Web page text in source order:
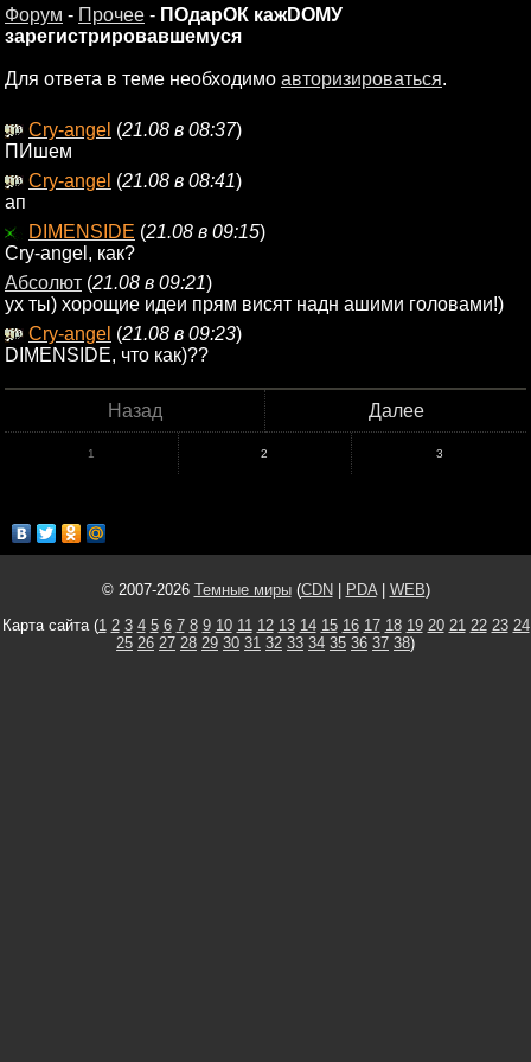
Форум - Прочее - ПОдарОК кажDОМУ
зарегистрировавшемуся
Для ответа в теме необходимо авторизироваться.
Cry-angel (21.08 в 08:37)
ПИшем
Cry-angel (21.08 в 08:41)
ап
DIMENSIDE (21.08 в 09:15)
Cry-angel, как?
Абсолют (21.08 в 09:21)
ух ты) хорощие идеи прям висят надн ашими головами!)
Cry-angel (21.08 в 09:23)
DIMENSIDE, что как)??
Назад Далее
1 2 3
© 2007-2026 Темные миры(CDN PDA| WEB)
Карта сайта (1 2 3 4 5 6 7 8 9 10 11 12 13 14 15 16 17 18 19 20 21 22 23 24
25 26 27 28 29 30 31 32 33 34 35 36 37 38)